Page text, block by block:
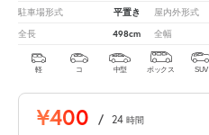
駐車場形式 平置き 屋内外形式
全長 498cm 全幅
軽 コ 中型 ボックス SUV
¥400 / 24 時間